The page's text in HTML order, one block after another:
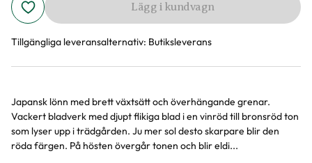
Lägg i kundvagn
Tillgängliga leveransalternativ: Butiksleverans
Produktinformation
Japansk lönn med brett växtsätt och överhängande grenar.
Vackert bladverk med djupt flikiga blad i en vinröd till bronsröd ton
som lyser upp i trädgården. Ju mer sol desto skarpare blir den
röda färgen. På hösten övergår tonen och blir eldi...